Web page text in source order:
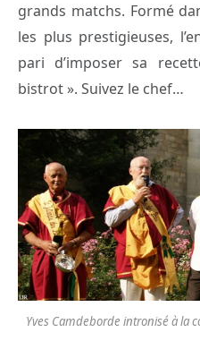
grands matchs. Formé
les plus prestigieuses,
pari d’imposer sa
bistrot ». Suivez le chef…
Yves Camdeborde intronisé à la